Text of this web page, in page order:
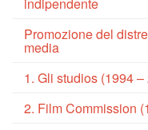
Promozione del
media
1. Gli studios (1994 –
2. Film Commission